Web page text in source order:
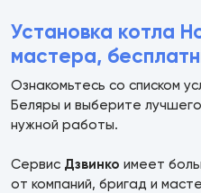
Установка котла
мастера,
Ознакомьтесь со списком
Беляры и выберите
нужной работы.
Сервис Дзвинко имеет
от компаний, бригад и